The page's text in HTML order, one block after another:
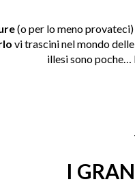
(o per lo meno provateci)
vi trascini nel mondo delle
illesi sono poche…
I